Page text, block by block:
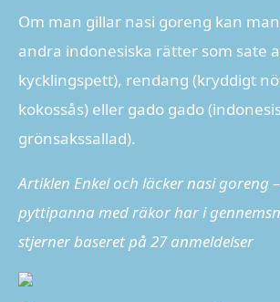
Om man gillar nasi goreng kan
andra indonesiska rätter som sate
kycklingspett), rendang (kryddigt
kokossås) eller gado gado
grönsakssallad).
Artiklen Enkel och läcker nasi goreng
pyttipanna med räkor har i
stjerner baseret på27anmeldelser